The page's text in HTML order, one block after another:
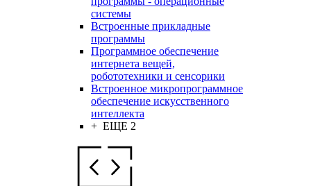
системы
Встроенные прикладные
программы
Программное обеспечение
интернета вещей,
робототехники и сенсорики
Встроенное микропрограммное
обеспечение искусственного
интеллекта
+ ЕЩЕ 2